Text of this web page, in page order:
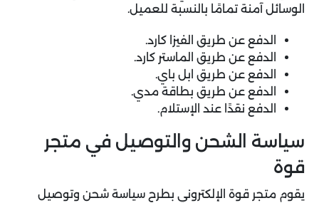
الوسائل آمنة تمامًا بالنسبة للعميل.
الدفع عن طريق الفيزا كارد.
الدفع عن طريق الماستر كارد.
الدفع عن طريق ابل باي.
الدفع عن طريق بطاقة مدي.
الدفع نقدًا عند الإستلام.
سياسة الشحن والتوصيل في متجر
قوة
يقوم متجر قوة الإلكتروني بطرح سياسة شحن وتوصيل